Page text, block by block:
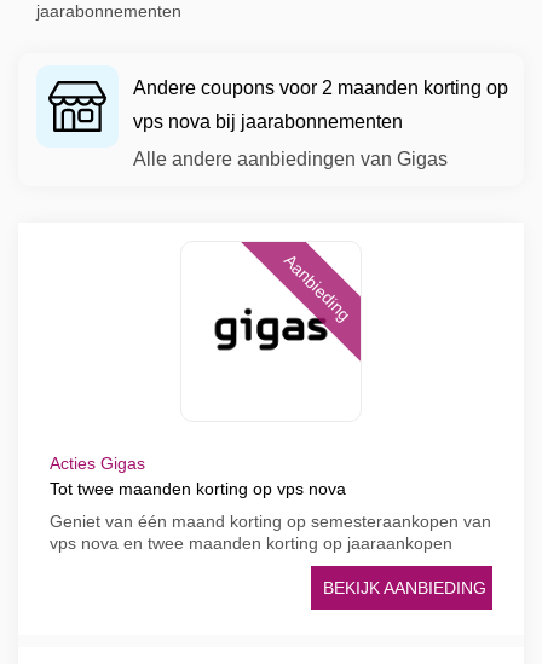
jaarabonnementen
Andere coupons voor 2 maanden korting op
vps nova bij jaarabonnementen
Alle andere aanbiedingen van Gigas
Aanbieding
Acties Gigas
Tot twee maanden korting op vps nova
Geniet van één maand korting op semesteraankopen van
vps nova en twee maanden korting op jaaraankopen
BEKIJK AANBIEDING